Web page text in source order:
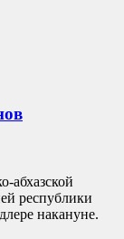
абхазской
республики
накануне.